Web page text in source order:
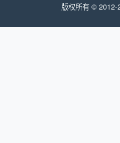
版权所有 © 2012-